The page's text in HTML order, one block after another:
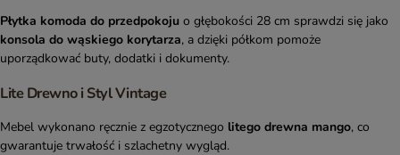
Płytka komoda do przedpokoju o głębokości 28 cm sprawdzi się jako
konsola do wąskiego korytarza, a dzięki półkom pomoże
uporządkować buty, dodatki i dokumenty.
Lite Drewno i Styl Vintage
Mebel wykonano ręcznie z egzotycznego litego drewna mango, co
gwarantuje trwałość i szlachetny wygląd.